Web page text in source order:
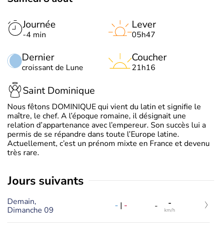
Journée
-4 min
Dernier
croissant de Lune
Lever
05h47
Coucher
21h16
Saint Dominique
Nous fêtons DOMINIQUE qui vient du latin et signifie le
maître, le chef. A l’époque romaine, il désignait une
relation d’appartenance avec l’empereur. Son succès lui a
permis de se répandre dans toute l’Europe latine.
Actuellement, c’est un prénom mixte en France et devenu
très rare.
jours suivants
Demain,
Dimanche 09
- | - - -
km/h